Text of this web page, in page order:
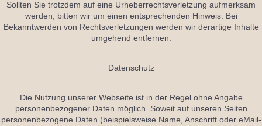
Sollten Sie trotzdem auf eine Urheberrechtsverletzung aufmerksam
werden, bitten wir um einen entsprechenden Hinweis. Bei
Bekanntwerden von Rechtsverletzungen werden wir derartige Inhalte
umgehend entfernen.
Datenschutz
Die Nutzung unserer Webseite ist in der Regel ohne Angabe
personenbezogener Daten möglich. Soweit auf unseren Seiten
personenbezogene Daten (beispielsweise Name, Anschrift oder eMail-